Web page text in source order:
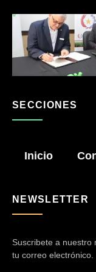
SECCIONES
Inicio
NEWSLETTER
Suscribete a nuestro
tu correo electrónico.